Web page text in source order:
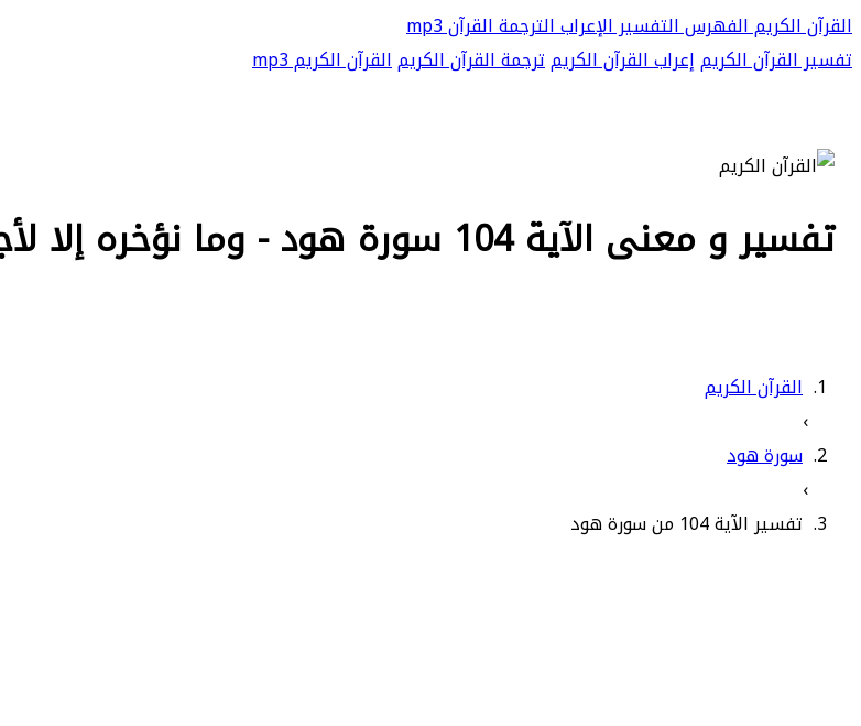
القرآن الكريمالفهرسالتفسيرالإعرابالترجمةالقرآن mp3
تفسير القرآن الكريمإعراب القرآن الكريمترجمة القرآن الكريمالقرآن الكريم mp3
تفسير و معنى الآية 104 سورة هود - وما نؤخره إلا لأجل معدود
القرآن الكريم
›
سورة هود
›
تفسير الآية 104 من سورة هود